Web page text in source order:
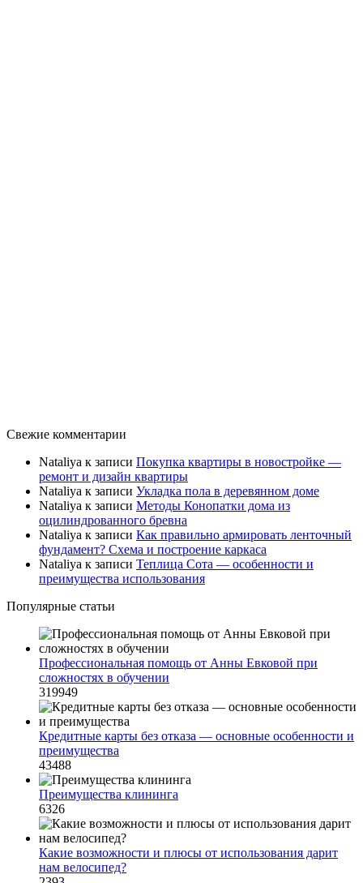
Свежие комментарии
Nataliya к записи Покупка квартиры в новостройке —
ремонт и дизайн квартиры
Nataliya к записи Укладка пола в деревянном доме
Nataliya к записи Методы Конопатки дома из
оцилиндрованного бревна
Nataliya к записи Как правильно армировать ленточный
фундамент? Схема и построение каркаса
Nataliya к записи Теплица Сота — особенности и
преимущества использования
Популярные статьи
Профессиональная помощь от Анны Евковой при
сложностях в обучении
319949
Кредитные карты без отказа — основные особенности и
преимущества
43488
Преимущества клининга
6326
Какие возможности и плюсы от использования дарит
нам велосипед?